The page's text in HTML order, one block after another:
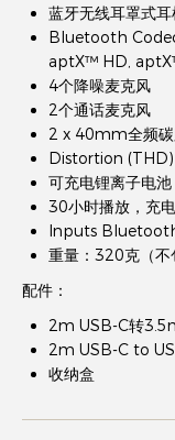
蓝牙无线耳罩式耳
Bluetooth
aptX™ HD,
4个降噪麦克风
2个通话麦克风
2 x 40mm全频碳
Distortion (THD)
可充电锂离子电池
30小时播放，充
Inputs
重量：320克（不
配件：
2m USB-C转
2m USB-C to
收纳盒